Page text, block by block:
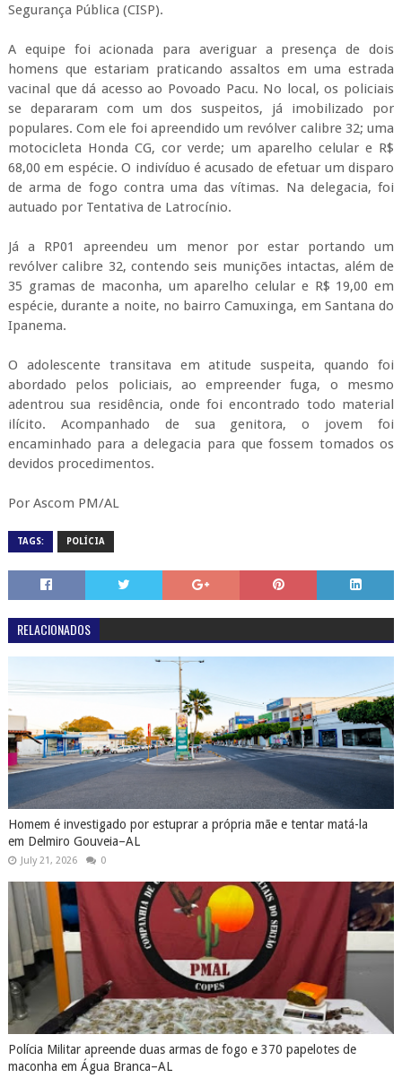
Segurança Pública (CISP).
A equipe foi acionada para averiguar a presença de dois
homens que estariam praticando assaltos em uma estrada
vacinal que dá acesso ao Povoado Pacu. No local, os policiais
se depararam com um dos suspeitos, já imobilizado por
populares. Com ele foi apreendido um revólver calibre 32; uma
motocicleta Honda CG, cor verde; um aparelho celular e R$
68,00 em espécie. O indivíduo é acusado de efetuar um disparo
de arma de fogo contra uma das vítimas. Na delegacia, foi
autuado por Tentativa de Latrocínio.
Já a RP01 apreendeu um menor por estar portando um
revólver calibre 32, contendo seis munições intactas, além de
35 gramas de maconha, um aparelho celular e R$ 19,00 em
espécie, durante a noite, no bairro Camuxinga, em Santana do
Ipanema.
O adolescente transitava em atitude suspeita, quando foi
abordado pelos policiais, ao empreender fuga, o mesmo
adentrou sua residência, onde foi encontrado todo material
ilícito. Acompanhado de sua genitora, o jovem foi
encaminhado para a delegacia para que fossem tomados os
devidos procedimentos.
Por Ascom PM/AL
TAGS: POLÍCIA
RELACIONADOS
Homem é investigado por estuprar a própria mãe e tentar matá-la
em Delmiro Gouveia–AL
July 21, 2026 0
Polícia Militar apreende duas armas de fogo e 370 papelotes de
maconha em Água Branca–AL